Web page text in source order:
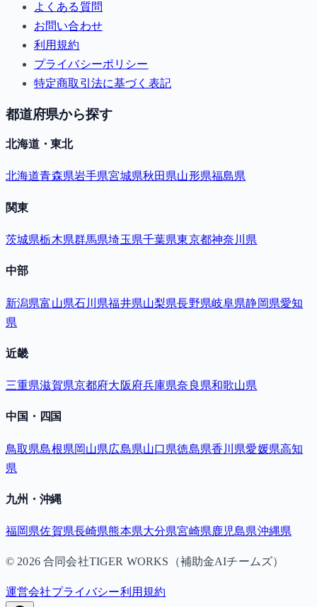
よくある質問
お問い合わせ
利用規約
プライバシーポリシー
特定商取引法に基づく表記
都道府県から探す
北海道・東北
北海道青森県岩手県宮城県秋田県山形県福島県
関東
茨城県栃木県群馬県埼玉県千葉県東京都神奈川県
中部
新潟県富山県石川県福井県山梨県長野県岐阜県静岡県愛知
県
近畿
三重県滋賀県京都府大阪府兵庫県奈良県和歌山県
中国・四国
鳥取県島根県岡山県広島県山口県徳島県香川県愛媛県高知
県
九州・沖縄
福岡県佐賀県長崎県熊本県大分県宮崎県鹿児島県沖縄県
© 2026合同会社TIGER WORKS（補助金AIチームズ）
運営会社プライバシー利用規約